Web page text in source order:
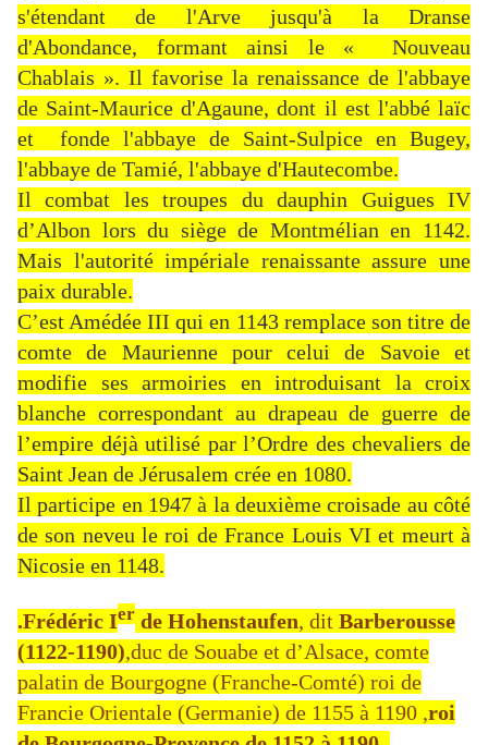
s'étendant de l'Arve jusqu'à la Dranse
d'Abondance, formant ainsi le « Nouveau
Chablais ». Il favorise la renaissance de l'abbaye
de Saint-Maurice d'Agaune, dont il est l'abbé laïc
et fonde l'abbaye de Saint-Sulpice en Bugey,
l'abbaye de Tamié, l'abbaye d'Hautecombe.
Il combat les troupes du dauphin Guigues IV
d’Albon lors du siège de Montmélian en 1142.
Mais l'autorité impériale renaissante assure une
paix durable.
C’est Amédée III qui en 1143 remplace son titre de
comte de Maurienne pour celui de Savoie et
modifie ses armoiries en introduisant la croix
blanche correspondant au drapeau de guerre de
l’empire déjà utilisé par l’Ordre des chevaliers de
Saint Jean de Jérusalem crée en 1080.
Il participe en 1947 à la deuxième croisade au côté
de son neveu le roi de France Louis VI et meurt à
Nicosie en 1148.
.Frédéric Ier de Hohenstaufen, dit Barberousse
(1122-1190),duc de Souabe et d’Alsace, comte
palatin de Bourgogne (Franche-Comté) roi de
Francie Orientale (Germanie) de 1155 à 1190 ,roi